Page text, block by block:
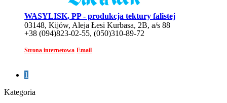
WASYLISK, PP - produkcja tektury falistej
03148, Kijów, Aleja Łesi Kurbasa, 2B, a/s 88
+38 (094)823-02-55, (050)310-89-72
Strona internetowa Email
1
Kategoria